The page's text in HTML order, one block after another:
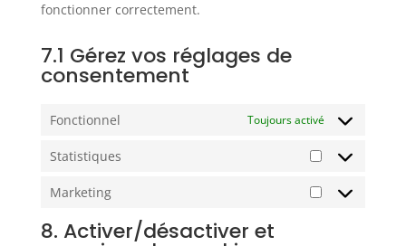
fonctionner correctement.
7.1 Gérez vos réglages de
consentement
Fonctionnel Toujours activé
Statistiques
Statistiques
Marketing
Marketing
8. Activer/désactiver et